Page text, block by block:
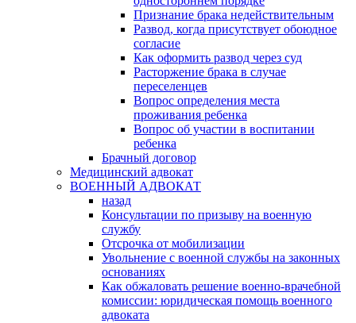
Признание брака недействительным
Развод, когда присутствует обоюдное
согласие
Как оформить развод через суд
Расторжение брака в случае
переселенцев
Вопрос определения места
проживания ребенка
Вопрос об участии в воспитании
ребенка
Брачный договор
Медицинский адвокат
ВОЕННЫЙ АДВОКАТ
назад
Консультации по призыву на военную
службу
Отсрочка от мобилизации
Увольнение с военной службы на законных
основаниях
Как обжаловать решение военно-врачебной
комиссии: юридическая помощь военного
адвоката